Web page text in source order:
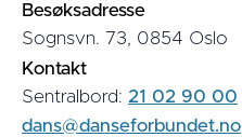
Besøksadresse
Sognsvn. 73, 0854 Oslo
Kontakt
Sentralbord: 21 02 90 00
dans@danseforbundet.no